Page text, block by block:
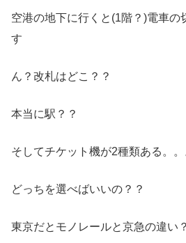
空港の地下に行くと(1階？)電車の
す
ん？改札はどこ？？
本当に駅？？
そしてチケット機が2種類ある。。
どっちを選べばいいの？？
東京だとモノレールと京急の違い